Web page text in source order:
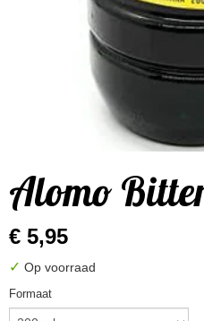
Alomo
€ 5,95
✓ Op voorraad
Formaat